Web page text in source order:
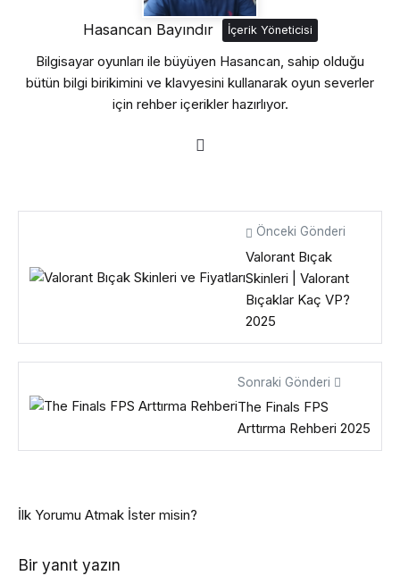
Hasancan Bayındır İçerik Yöneticisi
Bilgisayar oyunları ile büyüyen Hasancan, sahip olduğu
bütün bilgi birikimini ve klavyesini kullanarak oyun severler
için rehber içerikler hazırlıyor.
Önceki Gönderi
Valorant Bıçak
Skinleri | Valorant
Bıçaklar Kaç VP?
2025
Sonraki Gönderi
The Finals FPS
Arttırma Rehberi 2025
İlk Yorumu Atmak İster misin?
Bir yanıt yazın